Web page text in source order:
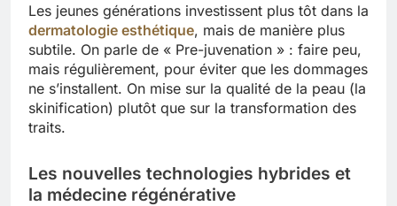
Les jeunes générations investissent plus tôt dans la
dermatologie esthétique, mais de manière plus
subtile. On parle de « Pre-juvenation » : faire peu,
mais régulièrement, pour éviter que les dommages
ne s’installent. On mise sur la qualité de la peau (la
skinification) plutôt que sur la transformation des
traits.
Les nouvelles technologies hybrides et
la médecine régénérative